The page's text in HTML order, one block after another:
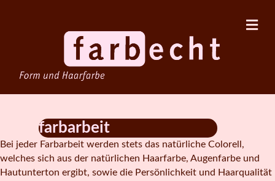
farbarbeit
Bei jeder Farbarbeit werden stets das natürliche Colorell,
welches sich aus der natürlichen Haarfarbe, Augenfarbe und
Hautunterton ergibt, sowie die Persönlichkeit und Haarqualität